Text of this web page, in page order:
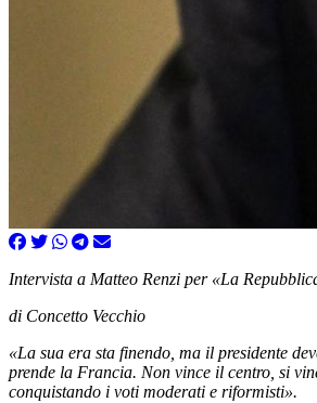
Intervista a Matteo Renzi per «La
di Concetto Vecchio
«La sua era sta finendo, ma il presidente
prende la Francia. Non vince il centro, si
conquistando i voti moderati e riformisti».